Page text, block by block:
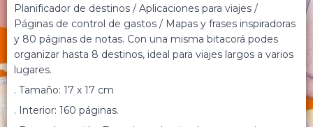
Planificador de destinos / Aplicaciones para viajes /
Páginas de control de gastos / Mapas y frases inspiradoras
y 80 páginas de notas. Con una misma bitacorá podes
organizar hasta 8 destinos, ideal para viajes largos a varios
lugares.
. Tamaño: 17 x 17 cm
. Interior: 160 páginas.
MINORISTA
CONTACTO